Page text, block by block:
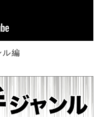
ル編